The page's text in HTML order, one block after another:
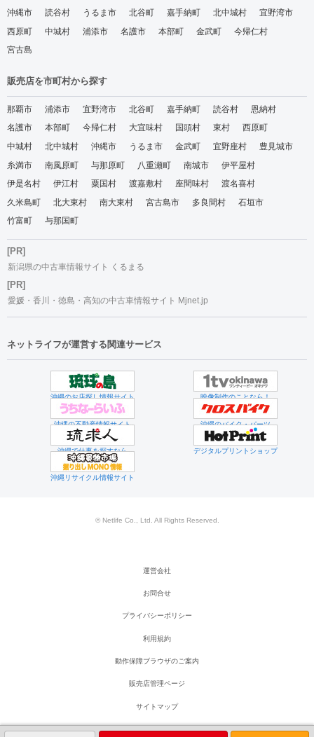
沖縄市
読谷村 うるま市 北谷町 嘉手納町 北中城村
宜野湾市
西原町
中城村 浦添市 名護市 本部町 金武町
今帰仁村
宮古島
販売店を市町村から探す
那覇市 浦添市 宜野湾市 北谷町 嘉手納町 読谷村
恩納村
名護市
本部町 今帰仁村 大宜味村 国頭村 東村
西原町
中城村
北中城村 沖縄市 うるま市 金武町 宜野座村
豊見城市
糸満市
南風原町 与那原町 八重瀬町 南城市
伊平屋村
伊是名村
伊江村 粟国村 渡嘉敷村 座間味村
渡名喜村
久米島町
北大東村 南大東村 宮古島市 多良間村
石垣市
竹富町
与那国町
[PR]
新潟県の中古車情報サイト くるまる
[PR]
愛媛・香川・徳島・高知の中古車情報サイト Mjnet.jp
ネットライフが運営する関連サービス
沖縄のお店探し情報サイト 映像制作のことなら！
沖縄の不動産情報サイト 沖縄のバイク・パーツ
沖縄で仕事を探すなら デジタルプリントショップ
沖縄リサイクル情報サイト
© Netlife Co., Ltd. All Rights Reserved.
運営会社
お問合せ
プライバシーポリシー
利用規約
動作保障ブラウザのご案内
販売店管理ページ
サイトマップ